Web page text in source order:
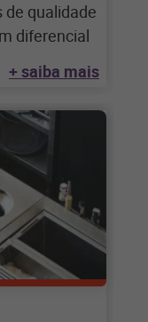
qualidade
diferencial
+ saiba mais